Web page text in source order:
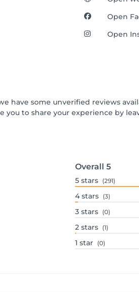
Open
Open
have some unverified reviews
to share your experience by
Overall 5
5 stars (291)
4 stars (3)
3 stars (0)
2 stars (1)
1 star (0)